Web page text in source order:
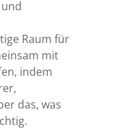
Raum für
mit
indem
das, was